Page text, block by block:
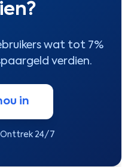
wat tot 7%
verdien.
in
Onttrek 24/7